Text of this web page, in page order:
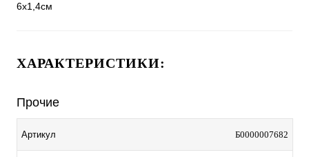
6х1,4см
ХАРАКТЕРИСТИКИ:
Прочие
Артикул Б0000007682